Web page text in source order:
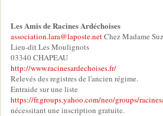
Les Amis de Racines Ardéchoises
association.lara@laposte.netChez Madame
Lieu-dit Les Moulignots
03340 CHAPEAU
http://www.racinesardechoises.fr/
Relevés des registres de l'ancien régime.
Entraide sur une liste
https://fr.groups.yahoo.com/neo/groups/
nécessitant une inscription gratuite.